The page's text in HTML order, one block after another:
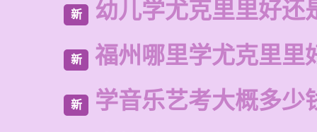
新 幼儿学尤克里里好还
新 福州哪里学尤克里里
新 学音乐艺考大概多少